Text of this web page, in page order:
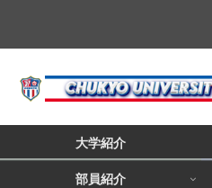
大学紹介
部員紹介